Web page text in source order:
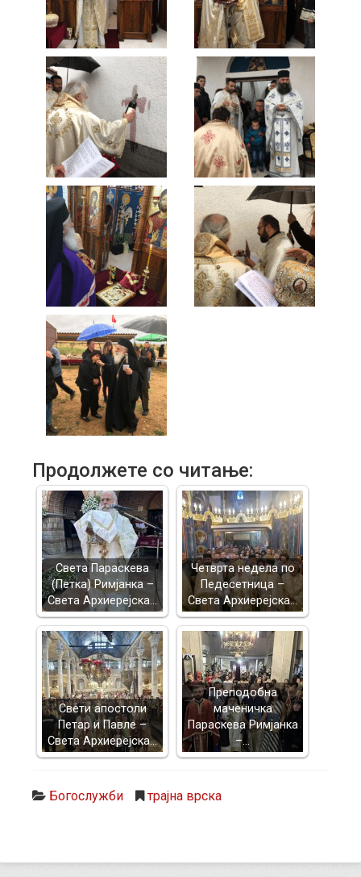
Продолжете со читање:
Света Параскева
(Петка) Римјанка –
Света Архиерејска…
Четврта недела по
Педесетница –
Света Архиерејска…
Свети апостоли
Петар и Павле –
Света Архиерејска…
Преподобна
маченичка
Параскева Римјанка
–…
Богослужби трајна врска